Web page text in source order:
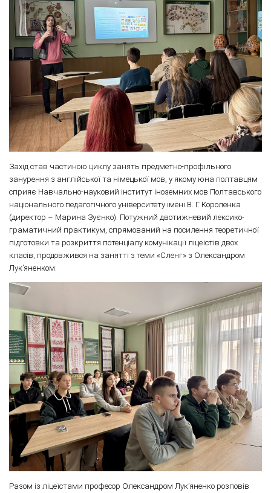
Захід став частиною циклу занять предметно-профільного
занурення з англійської та німецької мов, у якому юна полтавцям
сприяє Навчально-науковий інститут іноземних мов Полтавського
національного педагогічного університету імені В. Г. Короленка
(директор – Марина Зуєнко). Потужний двотижневий лексико-
граматичний практикум, спрямований на посилення теоретичної
підготовки та розкриття потенціалу комунікації ліцеїстів двох
класів, продовжився на занятті з теми «Сленг» з Олександром
Лук’яненком.
Разом із ліцеїстами професор Олександром Лук’яненко розповів